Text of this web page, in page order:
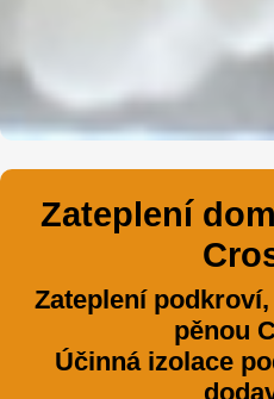
Zateplení
Zateplení
pěnou
Účinná izolace